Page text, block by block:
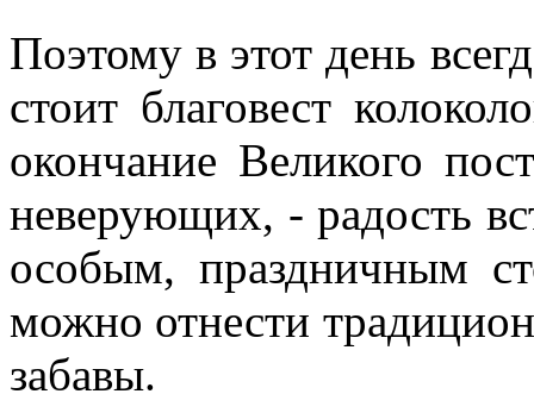
Поэтому в этот день
стоит благовест
окончание Великого
неверующих, - радость
особым, праздничным
можно отнести
забавы.